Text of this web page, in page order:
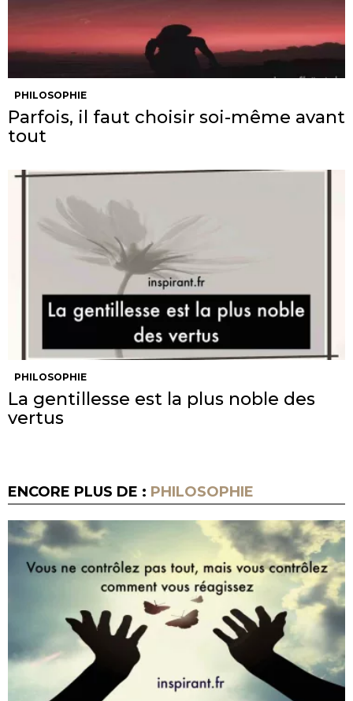
PHILOSOPHIE
Parfois, il faut choisir soi-même avant
tout
PHILOSOPHIE
La gentillesse est la plus noble des
vertus
ENCORE PLUS DE : PHILOSOPHIE